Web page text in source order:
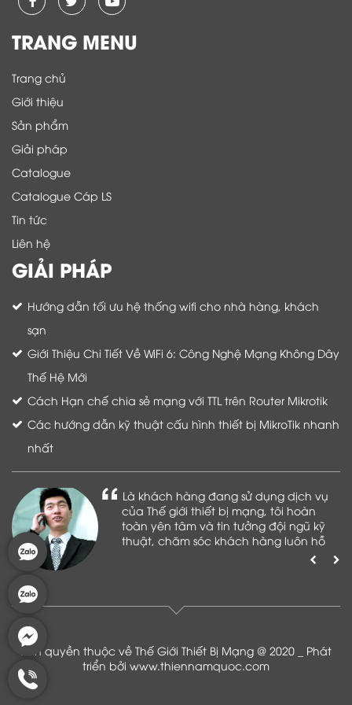
TRANG MENU
Trang chủ
Giới thiệu
Sản phẩm
Giải pháp
Catalogue
Catalogue Cáp LS
Tin tức
Liên hệ
GIẢI PHÁP
Hướng dẫn tối ưu hệ thống wifi cho nhà hàng, khách
sạn
Giới Thiệu Chi Tiết Về WiFi 6: Công Nghệ Mạng Không Dây
Thế Hệ Mới
Cách Hạn chế chia sẻ mạng với TTL trên Router Mikrotik
Các hướng dẫn kỹ thuật cấu hình thiết bị MikroTik nhanh
nhất
Là khách hàng đang sử dụng dịch vụ
của Thế giới thiết bị mạng, tôi hoàn
toàn yên tâm và tin tưởng đội ngũ kỹ
thuật, chăm sóc khách hàng luôn hỗ
Bản quyền thuộc về Thế Giới Thiết Bị Mạng @ 2020 _ Phát
triển bởi www.thiennamquoc.com